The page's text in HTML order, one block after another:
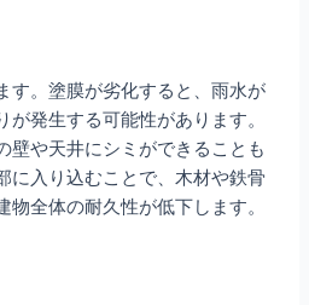
す。塗膜が劣化すると、雨水が
発生する可能性があります。
壁や天井にシミができることも
に入り込むことで、木材や鉄骨
全体の耐久性が低下します。